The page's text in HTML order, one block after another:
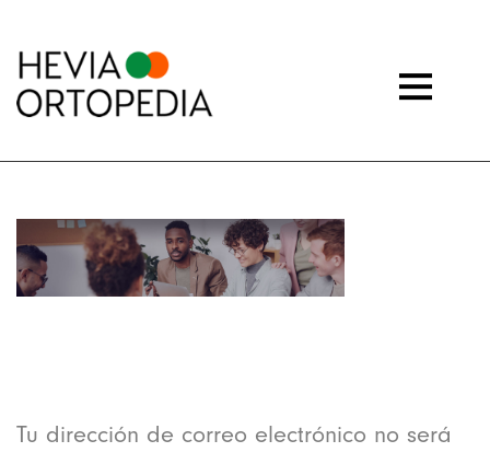
about-banner
Tu dirección de correo electrónico no será